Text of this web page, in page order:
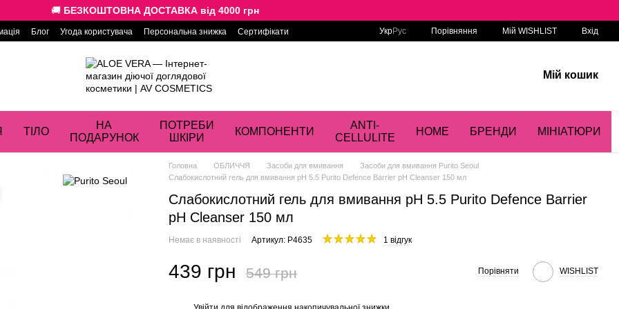
🚚 БЕЗКОШТОВНА ДОСТАВКА від 4000 грн
Блог Угода користувача Персональна знижка Сертифікати УкрРус Порівняння Мій WISHLIST Вхід
Мій кошик
ТІЛО
НА
ПОДАРУНОК
ПОТРЕБИ
ШКІРИ
КОМПОНЕНТИ
ANTI-
CELLULITE
HOME БРЕНДИ МІНІАТЮРИ
Головна ОБЛИЧЧЯ Засоби для вмивання
Засоби для вмивання Purito Seoul
Слабокислотний гель для вмивання рН 5.5 Purito Defence Barrier pH Cleanser 150 мл
Слабокислотний гель для вмивання рН 5.5 Purito Defence Barrier
pH Cleanser 150 мл
Немає в наявності Артикул: P4635 1 відгук
439 грн 549 грн Порівняти WISHLIST